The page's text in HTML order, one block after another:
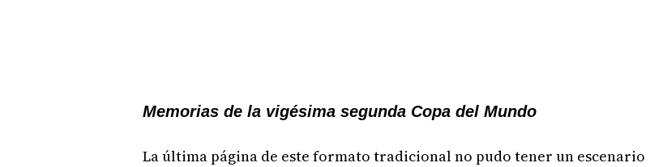
Memorias de la vigésima segunda Copa del Mundo
La última página de este formato tradicional no pudo tener un escenario